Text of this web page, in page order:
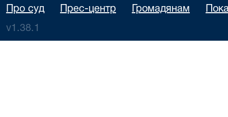
Про суд Прес-центр Громадянам
v1.38.1